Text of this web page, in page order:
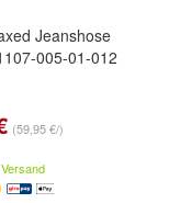
Jeanshose
005-01-012
(59,95 €/)